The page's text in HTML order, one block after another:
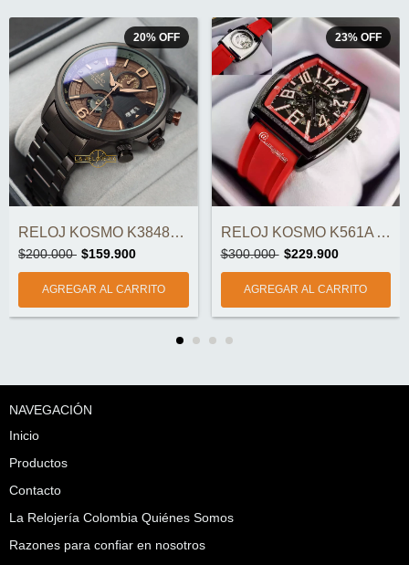
20% OFF
RELOJ KOSMO K3848G ORIGINAL
$200.000 $159.900
23% OFF
RELOJ KOSMO K561A AUTOMÁTICO ORIGINAL
$300.000 $229.900
NAVEGACIÓN
Inicio
Productos
Contacto
La Relojería Colombia Quiénes Somos
Razones para confiar en nosotros